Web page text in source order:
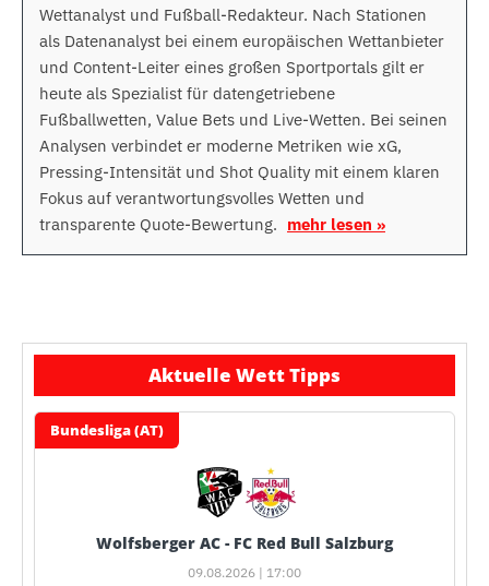
Wettanalyst und Fußball-Redakteur. Nach Stationen
als Datenanalyst bei einem europäischen Wettanbieter
und Content-Leiter eines großen Sportportals gilt er
heute als Spezialist für datengetriebene
Fußballwetten, Value Bets und Live-Wetten. Bei seinen
Analysen verbindet er moderne Metriken wie xG,
Pressing-Intensität und Shot Quality mit einem klaren
Fokus auf verantwortungsvolles Wetten und
transparente Quote-Bewertung. mehr lesen »
Aktuelle Wett Tipps
Bundesliga (AT)
Wolfsberger AC - FC Red Bull Salzburg
09.08.2026 | 17:00